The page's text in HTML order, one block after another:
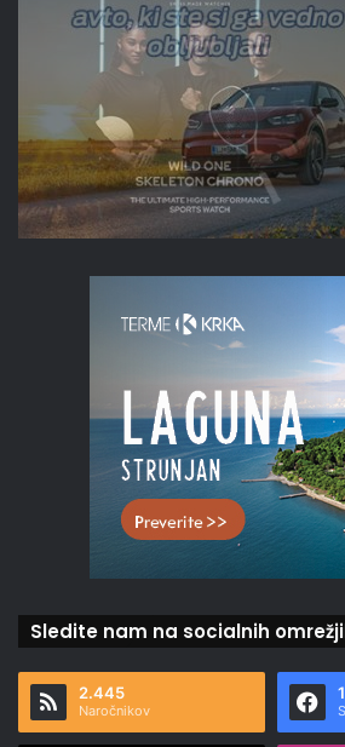
Sledite nam na socialnih
2.445
Naročnikov